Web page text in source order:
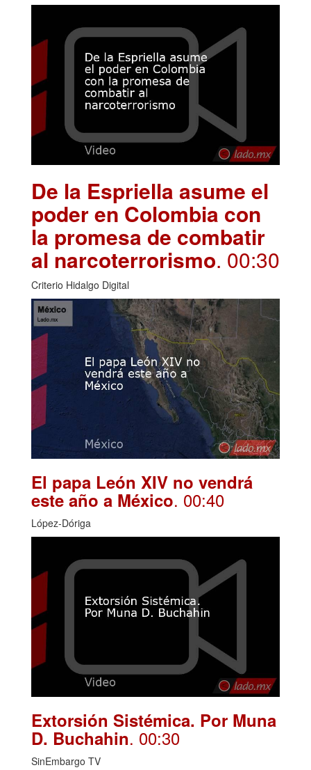
De la Espriella asume el
poder en Colombia con
la promesa de combatir
al narcoterrorismo. 00:30
Criterio Hidalgo Digital
El papa León XIV no vendrá
este año a México. 00:40
López-Dóriga
Extorsión Sistémica. Por Muna
D. Buchahin. 00:30
SinEmbargo TV